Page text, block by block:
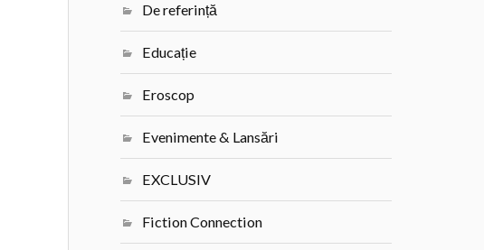
De referință
Educație
Eroscop
Evenimente & Lansări
EXCLUSIV
Fiction Connection